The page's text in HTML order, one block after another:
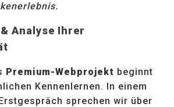
Analyse Ihrer
Premium-Webprojekt beginnt
Kennenlernen. In einem
sprechen wir über